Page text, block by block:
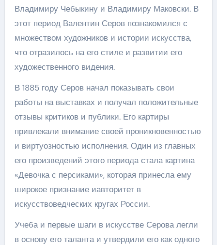
Владимиру Чебыкину и Владимиру Маковски. В
этот период Валентин Серов познакомился с
множеством художников и истории искусства,
что отразилось на его стиле и развитии его
художественного видения.
В 1885 году Серов начал показывать свои
работы на выставках и получал положительные
отзывы критиков и публики. Его картиры
привлекали внимание своей проникновенностью
и виртуозностью исполнения. Один из главных
его произведений этого периода стала картина
«Девочка с персиками», которая принесла ему
широкое признание иавторитет в
искусствоведческих кругах России.
Учеба и первые шаги в искусстве Серова легли
в основу его таланта и утвердили его как одного